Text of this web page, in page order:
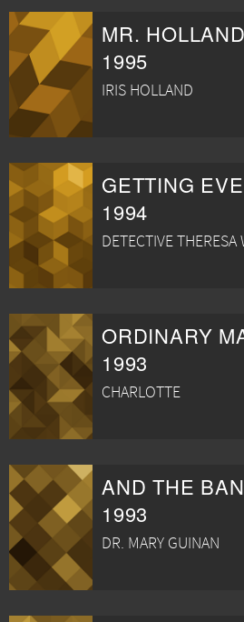
MR.
1995
IRIS HOLLAND
1994
DETECTIVE THERESA
ORDINARY
1993
CHARLOTTE
1993
DR. MARY GUINAN